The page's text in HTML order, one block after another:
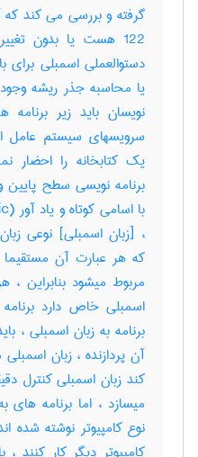
122 هست یا بدون
دستوالعملی اسمبلی
یا محاسبه جذر ریشه وجود
نویسان باید زیر
سرویسهای سیستم عامل
یک کتابخانه را احضار
برنامه نویسی سطح پایین
، [زبان اسمبلی] نوعی
که هر عبارت آن
مربوط میشود بنابراین ،
اسمبلی خاص دارد
برنامه به زبان اسمبلی ،
آن پردازنده ، زبان
کند زبان اسمبلی کنترل
میسازد ، اما برنامه
نوع کامپیوتر نوشته شده